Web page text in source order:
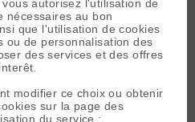
de course, en particulier
… 3Ein+ergal
me confirme ce que je suppose,
autorisez l'utilisation de
nécessaires au bon
que l'utilisation de cookies
ou de personnalisation des
des services et des offres
modifier ce choix ou obtenir
sur la page des
du service :